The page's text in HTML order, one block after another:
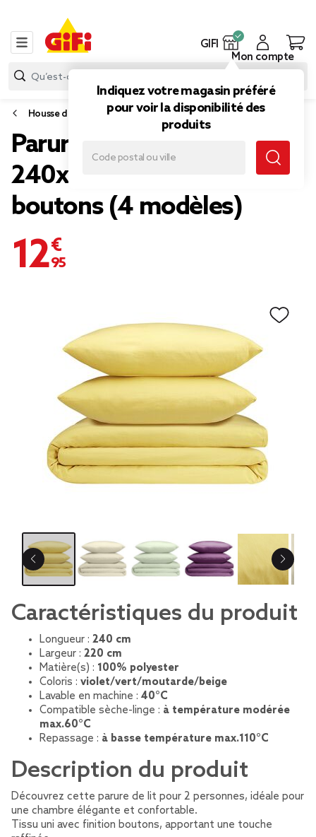
GIFI
Indiquez votre magasin préféré
pour voir la disponibilité des
produits
Mon compte
Housse de couette et parure de lit
Parure de lit 2 personnes
240x220cm unie finition
boutons (4 modèles)
12,95 €
Caractéristiques du produit
Longueur : 240 cm
Largeur : 220 cm
Matière(s) : 100% polyester
Coloris : violet/vert/moutarde/beige
Lavable en machine : 40°C
Compatible sèche-linge : à température modérée
max.60°C
Repassage : à basse température max.110°C
Description du produit
Découvrez cette parure de lit pour 2 personnes, idéale pour
une chambre élégante et confortable.
Tissu uni avec finition boutons, apportant une touche